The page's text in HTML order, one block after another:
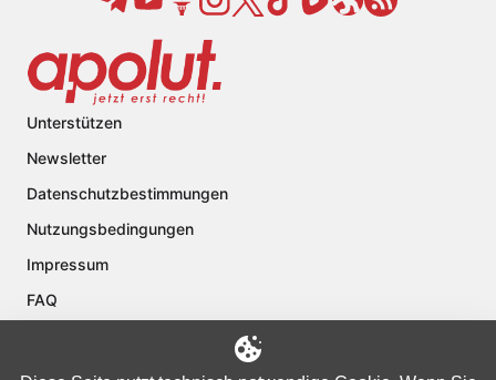
Unterstützen
Newsletter
Datenschutzbestimmungen
Nutzungsbedingungen
Impressum
FAQ